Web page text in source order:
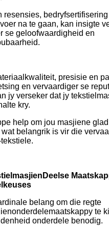
resensies, bedryfsertifisering
na te gaan, kan insigte
se geloofwaardigheid en
presisie en
en vervaardiger se
jy verseker dat jy
kry.
help om jou masjiene
belangrik is vir die
Deel se
s
belang om die regte
te
onderdele benodig.